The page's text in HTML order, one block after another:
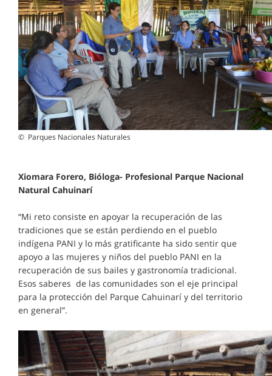
© Parques Nacionales Naturales
Xiomara Forero, Bióloga- Profesional Parque Nacional
Natural Cahuinarí
“Mi reto consiste en apoyar la recuperación de las
tradiciones que se están perdiendo en el pueblo
indígena PANI y lo más gratificante ha sido sentir que
apoyo a las mujeres y niños del pueblo PANI en la
recuperación de sus bailes y gastronomía tradicional.
Esos saberes de las comunidades son el eje principal
para la protección del Parque Cahuinarí y del territorio
en general”.